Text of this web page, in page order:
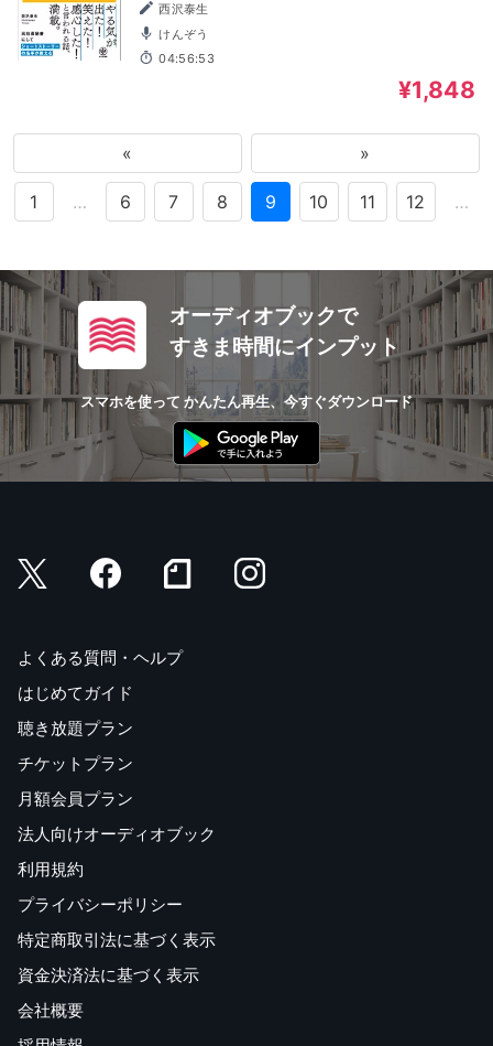
西沢泰生
けんぞう
04:56:53
¥1,848
« »
1 … 6 7 8 9 10 11 12 …
オーディオブックで
すきま時間にインプット
スマホを使って かんたん再生、今すぐダウンロード
よくある質問・ヘルプ
はじめてガイド
聴き放題プラン
チケットプラン
月額会員プラン
法人向けオーディオブック
利用規約
プライバシーポリシー
特定商取引法に基づく表示
資金決済法に基づく表示
会社概要